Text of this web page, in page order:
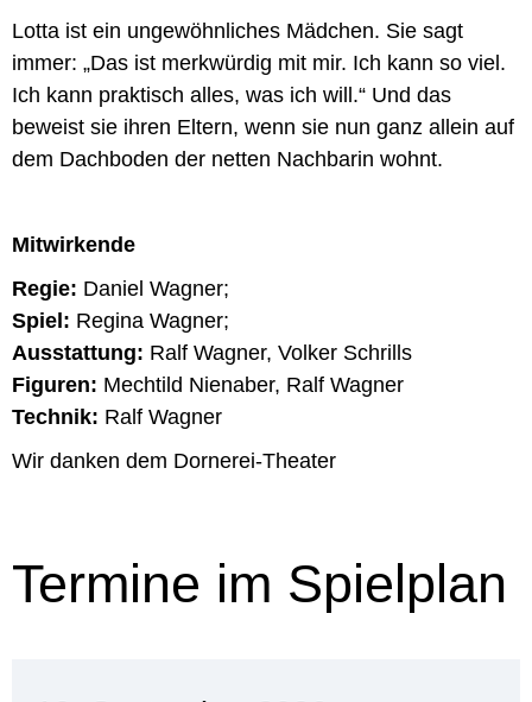
Lotta ist ein ungewöhnliches Mädchen. Sie sagt
immer: „Das ist merkwürdig mit mir. Ich kann so viel.
Ich kann praktisch alles, was ich will.“ Und das
beweist sie ihren Eltern, wenn sie nun ganz allein auf
dem Dachboden der netten Nachbarin wohnt.
Mitwirkende
Regie: Daniel Wagner;
Spiel: Regina Wagner;
Ausstattung: Ralf Wagner, Volker Schrills
Figuren: Mechtild Nienaber, Ralf Wagner
Technik: Ralf Wagner
Wir danken dem Dornerei-Theater
Termine im Spielplan